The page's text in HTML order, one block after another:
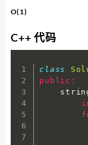
O(1)
C++ 代码
class
public :